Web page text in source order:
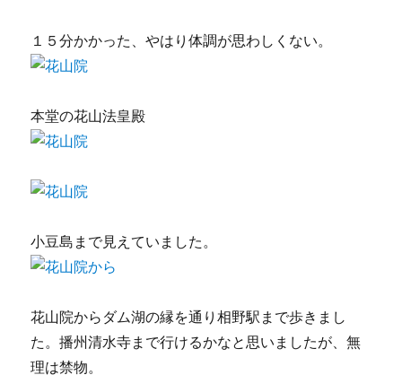
１５分かかった、やはり体調が思わしくない。
本堂の花山法皇殿
小豆島まで見えていました。
花山院からダム湖の縁を通り相野駅まで歩きまし
た。播州清水寺まで行けるかなと思いましたが、無
理は禁物。